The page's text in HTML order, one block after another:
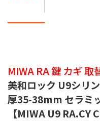
MIWA RA 鍵 カギ 取
美和ロック U9シリ
厚35-38mm セラミ
【MIWA U9 RA.CY